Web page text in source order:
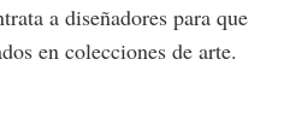
a diseñadores para que
en colecciones de arte.